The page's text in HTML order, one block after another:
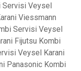
Servisi Veysel
Viessmann
Servisi Veysel
Fijutsu Kombi
Veysel Karani
Panasonic Kombi